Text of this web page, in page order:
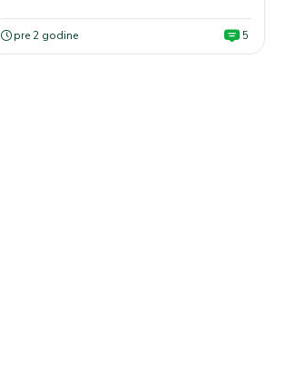
pre 2 godine 5